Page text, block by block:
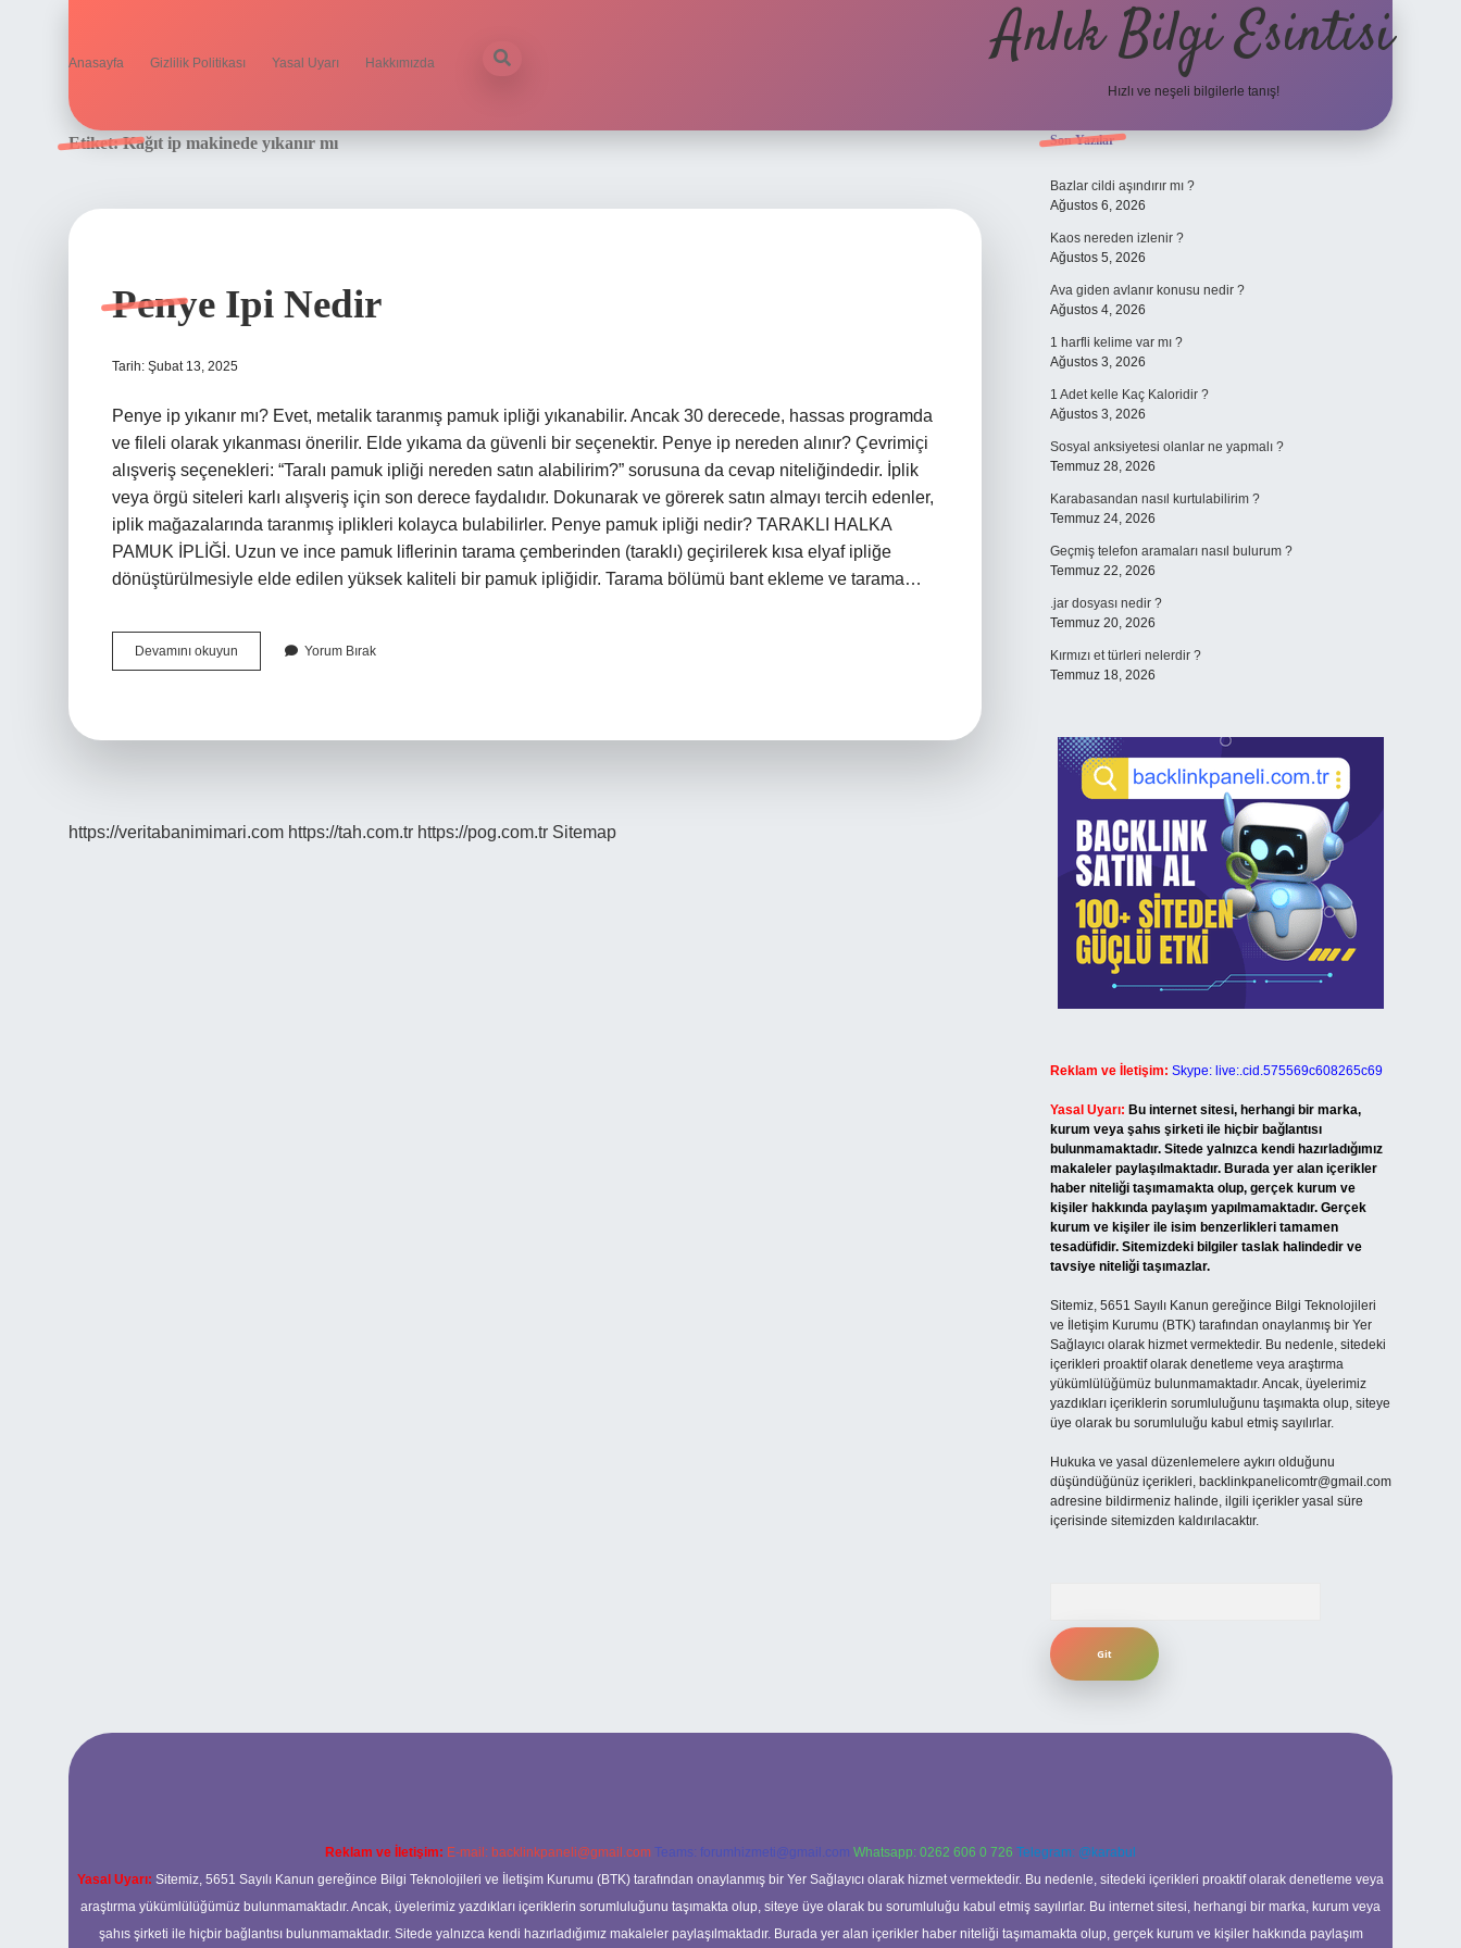
Anasayfa Gizlilik Politikası Yasal Uyarı Hakkımızda Anlık Bilgi Esintisi
Hızlı ve neşeli bilgilerle tanış!
Etiket:Kağıt ip makinede yıkanır mı
Penye Ipi Nedir
Tarih: Şubat 13, 2025
Penye ip yıkanır mı? Evet, metalik taranmış pamuk ipliği yıkanabilir. Ancak 30 derecede, hassas programda
ve fileli olarak yıkanması önerilir. Elde yıkama da güvenli bir seçenektir. Penye ip nereden alınır? Çevrimiçi
alışveriş seçenekleri: “Taralı pamuk ipliği nereden satın alabilirim?” sorusuna da cevap niteliğindedir. İplik
veya örgü siteleri karlı alışveriş için son derece faydalıdır. Dokunarak ve görerek satın almayı tercih edenler,
iplik mağazalarında taranmış iplikleri kolayca bulabilirler. Penye pamuk ipliği nedir? TARAKLI HALKA
PAMUK İPLİĞİ. Uzun ve ince pamuk liflerinin tarama çemberinden (taraklı) geçirilerek kısa elyaf ipliğe
dönüştürülmesiyle elde edilen yüksek kaliteli bir pamuk ipliğidir. Tarama bölümü bant ekleme ve tarama…
Devamını okuyun
Ipi
Yorum Bırak
https://veritabanimimari.com https://tah.com.tr https://pog.com.tr Sitemap
Sidebar
Son Yazılar
Bazlar cildi aşındırır mı ?
Ağustos 6, 2026
Kaos nereden izlenir ?
Ağustos 5, 2026
Ava giden avlanır konusu nedir ?
Ağustos 4, 2026
1 harfli kelime var mı ?
Ağustos 3, 2026
1 Adet kelle Kaç Kaloridir ?
Ağustos 3, 2026
Sosyal anksiyetesi olanlar ne yapmalı ?
Temmuz 28, 2026
Karabasandan nasıl kurtulabilirim ?
Temmuz 24, 2026
Geçmiş telefon aramaları nasıl bulurum ?
Temmuz 22, 2026
.jar dosyası nedir ?
Temmuz 20, 2026
Kırmızı et türleri nelerdir ?
Temmuz 18, 2026
Reklam ve İletişim: Skype: live:.cid.575569c608265c69
Yasal Uyarı: Bu internet sitesi, herhangi bir marka,
kurum veya şahıs şirketi ile hiçbir bağlantısı
bulunmamaktadır. Sitede yalnızca kendi hazırladığımız
makaleler paylaşılmaktadır. Burada yer alan içerikler
haber niteliği taşımamakta olup, gerçek kurum ve
kişiler hakkında paylaşım yapılmamaktadır. Gerçek
kurum ve kişiler ile isim benzerlikleri tamamen
tesadüfidir. Sitemizdeki bilgiler taslak halindedir ve
tavsiye niteliği taşımazlar.
Sitemiz, 5651 Sayılı Kanun gereğince Bilgi Teknolojileri
ve İletişim Kurumu (BTK) tarafından onaylanmış bir Yer
Sağlayıcı olarak hizmet vermektedir. Bu nedenle, sitedeki
içerikleri proaktif olarak denetleme veya araştırma
yükümlülüğümüz bulunmamaktadır. Ancak, üyelerimiz
yazdıkları içeriklerin sorumluluğunu taşımakta olup, siteye
üye olarak bu sorumluluğu kabul etmiş sayılırlar.
Hukuka ve yasal düzenlemelere aykırı olduğunu
düşündüğünüz içerikleri, backlinkpanelicomtr@gmail.com
adresine bildirmeniz halinde, ilgili içerikler yasal süre
içerisinde sitemizden kaldırılacaktır.
Reklam ve İletişim: E-mail: backlinkpaneli@gmail.com Teams: forumhizmeti@gmail.com Whatsapp: 0262 606 0 726 Telegram: @karabul
Yasal Uyarı: Sitemiz, 5651 Sayılı Kanun gereğince Bilgi Teknolojileri ve İletişim Kurumu (BTK) tarafından onaylanmış bir Yer Sağlayıcı olarak hizmet vermektedir. Bu nedenle, sitedeki içerikleri proaktif olarak denetleme veya
araştırma yükümlülüğümüz bulunmamaktadır. Ancak, üyelerimiz yazdıkları içeriklerin sorumluluğunu taşımakta olup, siteye üye olarak bu sorumluluğu kabul etmiş sayılırlar. Bu internet sitesi, herhangi bir marka, kurum veya
şahıs şirketi ile hiçbir bağlantısı bulunmamaktadır. Sitede yalnızca kendi hazırladığımız makaleler paylaşılmaktadır. Burada yer alan içerikler haber niteliği taşımamakta olup, gerçek kurum ve kişiler hakkında paylaşım